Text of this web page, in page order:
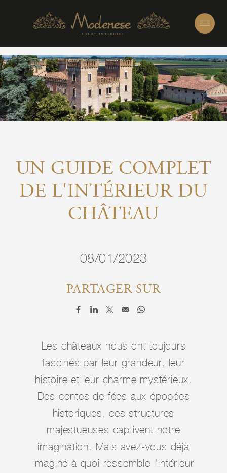
UN GUIDE COMPLET
DE L'INTÉRIEUR DU
CHÂTEAU
08/01/2023
PARTAGER SUR
Les châteaux nous ont toujours
fascinés par leur grandeur, leur
histoire et leur charme mystérieux.
Des contes de fées aux épopées
historiques, ces structures
majestueuses captivent notre
imagination. Mais avez-vous déjà
imaginé à quoi ressemble l'intérieur